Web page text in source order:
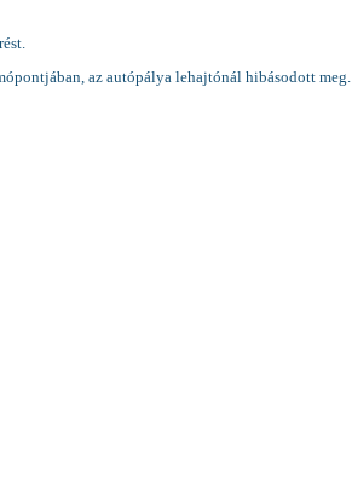
az autópálya lehajtónál hibásodott meg.